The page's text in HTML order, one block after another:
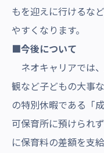
もを迎えに行けるな
やすくなります。
■今後について
ネオキャリアでは
観など子どもの大事
の特別休暇である「
可保育所に預けられ
に保育料の差額を支